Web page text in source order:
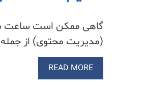
گاهی ممکن است ساعت
(مدیریت محتوی) از جمله
READ MORE